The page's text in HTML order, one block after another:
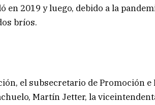
en 2019 y luego, debido a la
bríos.
el subsecretario de Promoción
Martín Jetter, la